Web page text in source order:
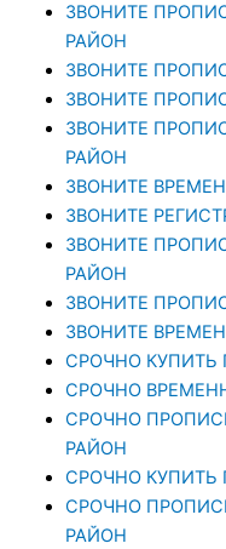
ЗВОНИТЕ
РАЙОН
ЗВОНИТЕ
ЗВОНИТЕ
ЗВОНИТЕ
РАЙОН
ЗВОНИТЕ
ЗВОНИТЕ
ЗВОНИТЕ
РАЙОН
ЗВОНИТЕ
ЗВОНИТЕ
СРОЧНО КУПИТЬ
СРОЧНО
СРОЧНО
РАЙОН
СРОЧНО КУПИТЬ
CРОЧНО
РАЙОН